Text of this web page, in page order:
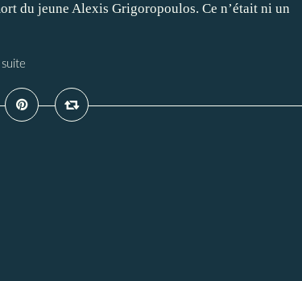
du jeune Alexis Grigoropoulos. Ce n’était ni un